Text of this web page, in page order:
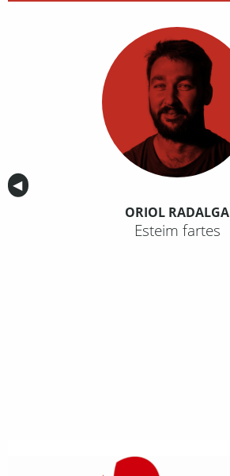
Anterior
◀︎
ORIOL RADALGA
Esteim fartes